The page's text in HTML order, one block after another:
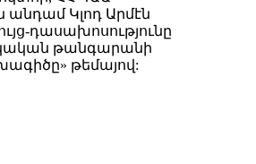
Կլոդ Արմէն
դասախոսությունը
թանգարանի
թեմայով: